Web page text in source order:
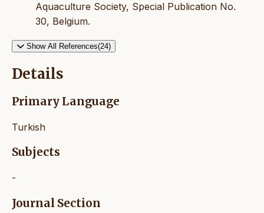
Aquaculture Society, Special Publication No.
30, Belgium.
Show All References(24)
Details
Primary Language
Turkish
Subjects
-
Journal Section